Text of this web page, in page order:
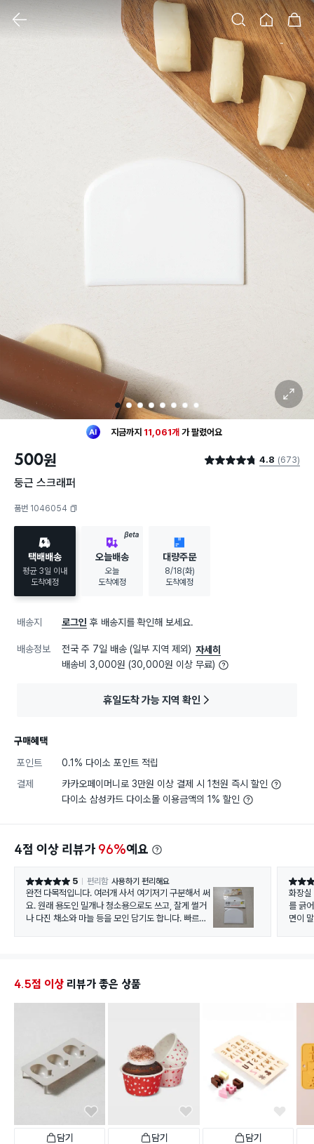
검색 홈 장바구니
클릭 시 이미지 확대 보기 팝업 열림
1 2 3 4 5 6 7 8
확대 보기
최근 한달709명이구매했어요
지금까지 11,061개 가팔렸어요
구매했어요
500원 별점 4.8점 4.8 (673)
둥근 스크래퍼
품번 1046054
택배배송
평균 3일 이내
도착예정
BETA
오늘배송
오늘
도착예정
대량주문
8/18(화)
도착예정
배송지 로그인 후 배송지를 확인해 보세요.
배송정보 전국 주 7일 배송 (일부 지역 제외) 자세히
배송비 3,000원 (30,000원 이상 무료)
휴일도착 가능 지역 확인
구매혜택
포인트
0.1% 다이소 포인트 적립
결제
카카오페이머니로 3만원 이상 결제 시 1천원 즉시 할인
다이소 삼성카드 다이소몰 이용금액의 1% 할인
4점 이상 리뷰가 96%예요
별점 5점 5 편리함 사용하기 편리해요
완전 다목적입니다. 여러개 사서 여기저기 구분해서 써
요. 원래 용도인 밀개나 청소용으로도 쓰고, 잘게 썰거
나 다진 채소와 마늘 등을 모인 담기도 합니다. 빠르고
별점 5
화장실 벽면에 쌓이는 석
를 긁
면이
4.5점 이상 리뷰가 좋은 상품
담기 담기 담기